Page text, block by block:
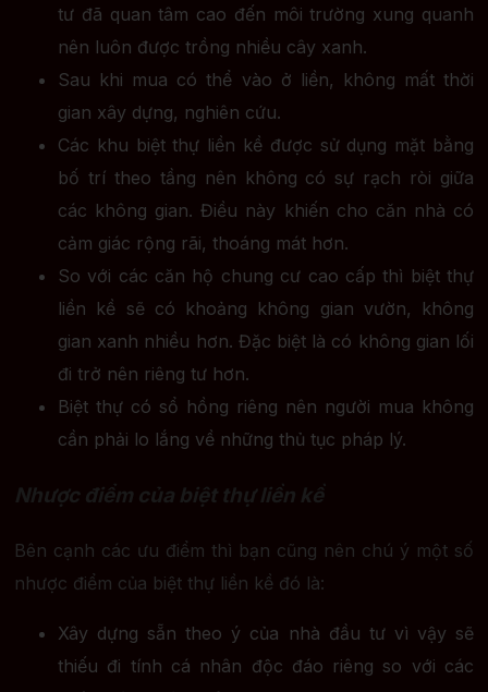
tư đã quan tâm cao đến môi trường xung quanh
nên luôn được trồng nhiều cây xanh.
Sau khi mua có thể vào ở liền, không mất thời
gian xây dựng, nghiên cứu.
Các khu biệt thự liền kề được sử dụng mặt bằng
bố trí theo tầng nên không có sự rạch ròi giữa
các không gian. Điều này khiến cho căn nhà có
cảm giác rộng rãi, thoáng mát hơn.
So với các căn hộ chung cư cao cấp thì biệt thự
liền kề sẽ có khoảng không gian vườn, không
gian xanh nhiều hơn. Đặc biệt là có không gian lối
đi trở nên riêng tư hơn.
Biệt thự có sổ hồng riêng nên người mua không
cần phải lo lắng về những thủ tục pháp lý.
Nhược điểm của biệt thự liền kề
Bên cạnh các ưu điểm thì bạn cũng nên chú ý một số
nhược điểm của biệt thự liền kề đó là:
Xây dựng sẵn theo ý của nhà đầu tư vì vậy sẽ
thiếu đi tính cá nhân độc đáo riêng so với các